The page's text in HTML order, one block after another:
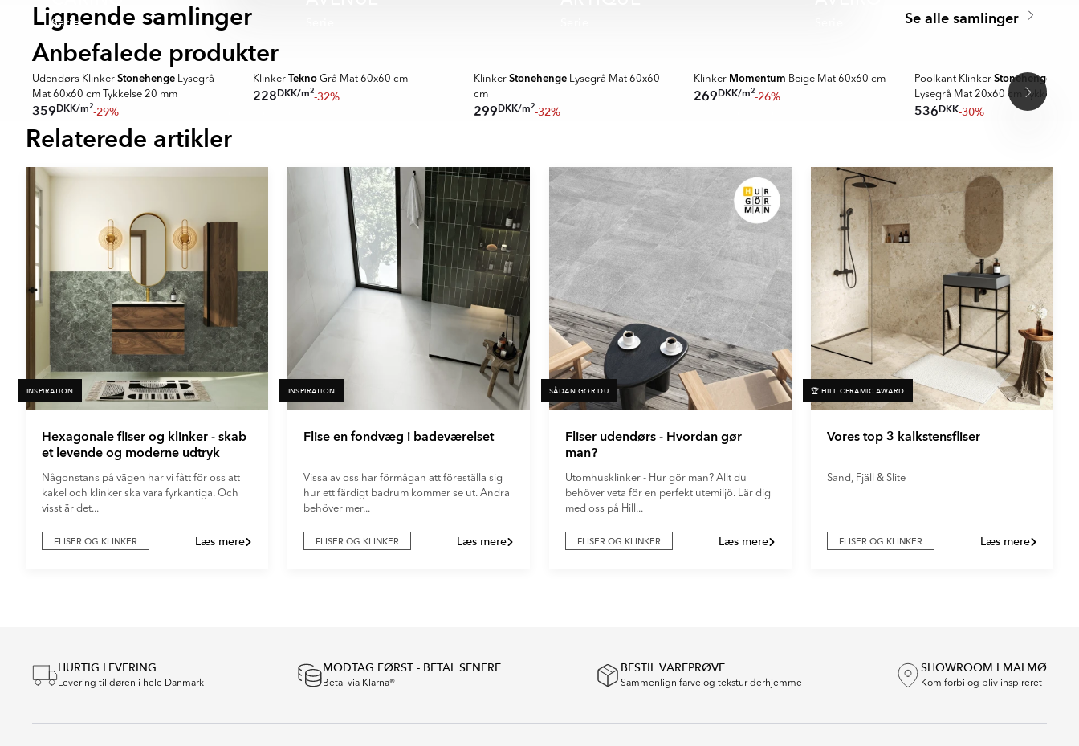
Lignende samlinger Se alle samlinger
Serie
Anbefalede produkter
BÄSTSÄLJARE UTOMHUS
SUPER DEALS
Udendørs Klinker StonehengeLysegrå
Mat 60x60 cm Tykkelse 20 mm
359DKK/m2-29%
SPARA MER
Klinker TeknoGrå Mat 60x60 cm
228DKK/m2-32%
Klinker StonehengeLysegrå Mat 60x60
cm
299DKK/m2-32%
Klinker Momentum Beige Mat 60x60 cm
269DKK/m2-26%
Poolkant KlinkerStonehenge
Lysegrå Mat 20x60 cm Tykkelse
536DKK-30%
Item
1
Relaterede artikler
INSPIRATION
Hexagonale fliser og klinker - skab
et levende og moderne udtryk
Någonstans på vägen har vi fått för oss att
kakel och klinker ska vara fyrkantiga. Och
visst är det...
FLISER OG KLINKER Læs mere
INSPIRATION
Flise en fondvæg i badeværelset
Vissa av oss har förmågan att föreställa sig
hur ett färdigt badrum kommer se ut. Andra
behöver mer...
FLISER OG KLINKER Læs mere
SÅDAN GØR DU
Fliser udendørs - Hvordan gør
man?
Utomhusklinker - Hur gör man? Allt du
behöver veta för en perfekt utemiljö. Lär dig
med oss på Hill...
FLISER OG KLINKER Læs mere
🏆 HILL CERAMIC AWARD
Vores top 3 kalkstensfliser
Sand, Fjäll & Slite
FLISER OG KLINKER Læs mere
HURTIG LEVERING
Levering til døren i hele Danmark
MODTAG FØRST - BETAL SENERE
Betal via Klarna®
BESTIL VAREPRØVE
Sammenlign farve og tekstur derhjemme
SHOWROOM I MALMØ
Kom forbi og bliv inspireret